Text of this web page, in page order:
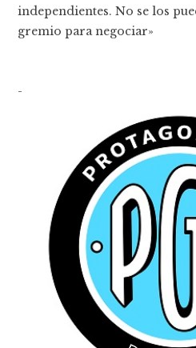
independientes. No se los
gremio para negociar»
-